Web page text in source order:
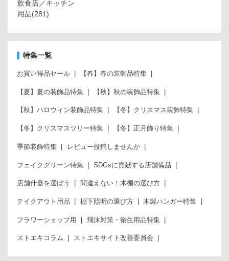
飲食店／キッチン
用品(281)
特集一覧
お買い得品セール 【春】春の装飾品特集
【夏】夏の装飾品特集 【秋】秋の装飾品特集
【秋】ハロウィン装飾品特集 【冬】クリスマス装飾特集
【冬】クリスマスツリー特集 【冬】正月飾り特集
季節装飾特集 レビュー投稿しませんか
フェイクグリーン特集 SDGsに貢献する店舗備品
店舗什器を選ぼう 間違えない！木棚の選び方
テイクアウト用品 棚下照明の選び方 木製ハンガー特集
フラワーショップ用 飛沫対策・衛生用品特集
ストエキコラム ストエキサイト改善委員会